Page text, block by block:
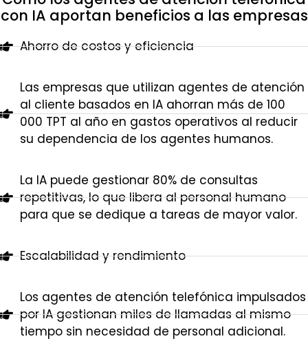
con IA aportan beneficios a las empresas
Ahorro de costos y eficiencia
Las empresas que utilizan agentes de atención
al cliente basados en IA ahorran más de 100
000 TPT al año en gastos operativos al reducir
su dependencia de los agentes humanos.
La IA puede gestionar 80% de consultas
repetitivas, lo que libera al personal humano
para que se dedique a tareas de mayor valor.
Escalabilidad y rendimiento
Los agentes de atención telefónica impulsados
por IA gestionan miles de llamadas al mismo
tiempo sin necesidad de personal adicional.